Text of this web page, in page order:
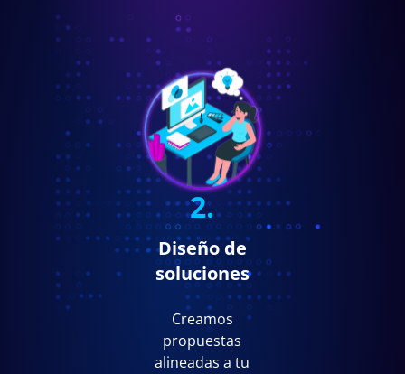
2.
Diseño de
soluciones
Creamos
propuestas
alineadas a tu